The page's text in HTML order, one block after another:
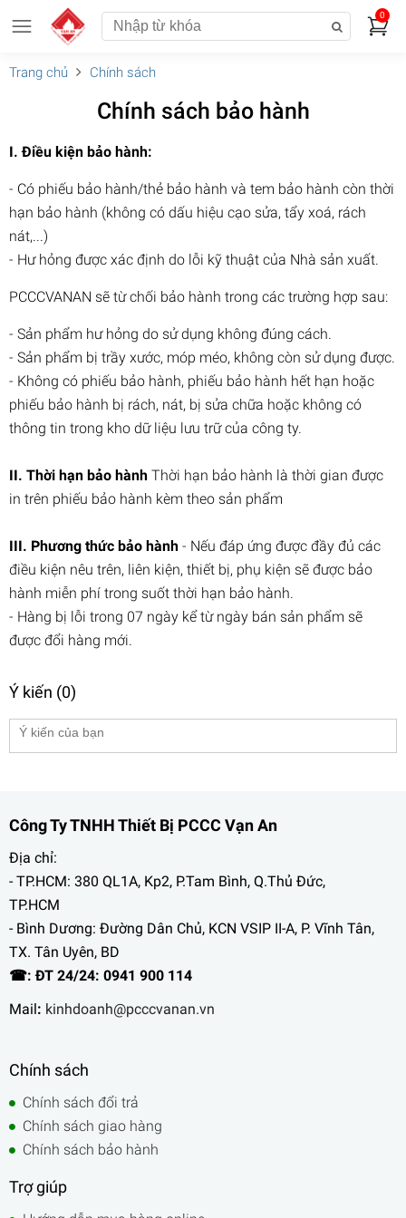
0
Trang chủ Chính sách
Chính sách bảo hành
I. Điều kiện bảo hành:
- Có phiếu bảo hành/thẻ bảo hành và tem bảo hành còn thời
hạn bảo hành (không có dấu hiệu cạo sửa, tẩy xoá, rách
nát,...)
- Hư hỏng được xác định do lỗi kỹ thuật của Nhà sản xuất.
PCCCVANAN sẽ từ chối bảo hành trong các trường hợp sau:
- Sản phẩm hư hỏng do sử dụng không đúng cách.
- Sản phẩm bị trầy xước, móp méo, không còn sử dụng được.
- Không có phiếu bảo hành, phiếu bảo hành hết hạn hoặc
phiếu bảo hành bị rách, nát, bị sửa chữa hoặc không có
thông tin trong kho dữ liệu lưu trữ của công ty.
II. Thời hạn bảo hành Thời hạn bảo hành là thời gian được
in trên phiếu bảo hành kèm theo sản phẩm
III. Phương thức bảo hành - Nếu đáp ứng được đầy đủ các
điều kiện nêu trên, liên kiện, thiết bị, phụ kiện sẽ được bảo
hành miễn phí trong suốt thời hạn bảo hành.
- Hàng bị lỗi trong 07 ngày kể từ ngày bán sản phẩm sẽ
được đổi hàng mới.
Ý kiến (0)
Công Ty TNHH Thiết Bị PCCC Vạn An
Địa chỉ:
- TP.HCM: 380 QL1A, Kp2, P.Tam Bình, Q.Thủ Đức,
TP.HCM
- Bình Dương: Đường Dân Chủ, KCN VSIP II-A, P. Vĩnh Tân,
TX. Tân Uyên, BD
☎: ĐT 24/24: 0941 900 114
Mail: kinhdoanh@pcccvanan.vn
Chính sách
Chính sách đổi trả
Chính sách giao hàng
Chính sách bảo hành
Trợ giúp